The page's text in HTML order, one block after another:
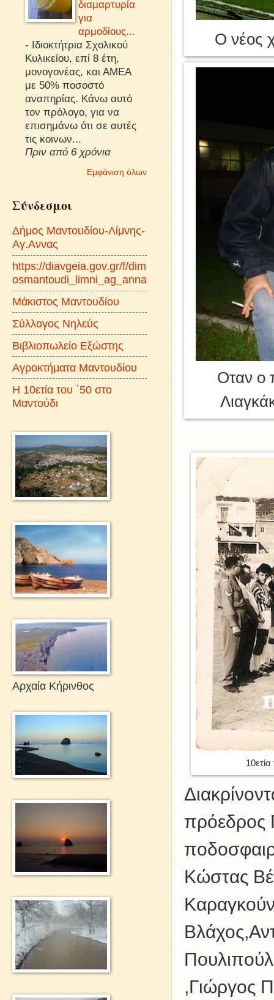
Ο νέος
Οταν ο
πρόεδρος
Κώστας
,Γιώργος
διαμαρτυρία
για
αρμοδίους...
- Ιδιοκτήτρια Σχολικού
Κυλικείου, επί 8 έτη,
μονογονέας, και ΑΜΕΑ
με 50% ποσοστό
αναπηρίας. Κάνω αυτό
τον πρόλογο, για να
επισημάνω ότι σε αυτές
τις κοινων...
Πριν από 6 χρόνια
Εμφάνιση όλων
Σύνδεσμοι
Δήμος Μαντουδίου-Λίμνης-
Αγ.Αννας
https://diavgeia.gov.gr/f/dim
osmantoudi_limni_ag_anna
Μάκιστος Μαντουδίου
Σύλλογος Νηλεύς
Βιβλιοπωλείο Εξώστης
Αγροκτήματα Μαντουδίου
Η 10ετία του ΄50 στο
Μαντούδι
Αρχαία Κήρινθος